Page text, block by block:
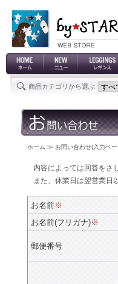
商品カテゴリから選ぶ
ホーム ≫ お問い合わせ(入力ペー
内容によっては回答をさ
また、休業日は翌営業日
お名前※
お名前(フリガナ)※
郵便番号